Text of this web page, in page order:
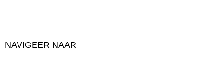
NAVIGEER NAAR